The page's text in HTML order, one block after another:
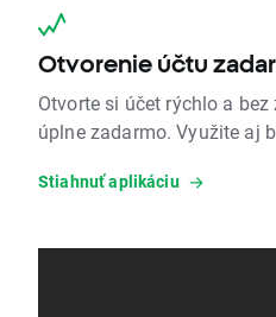
Otvorenie účtu
Otvorte si účet rýchlo a
úplne zadarmo. Využite aj
Stiahnuť aplikáciu